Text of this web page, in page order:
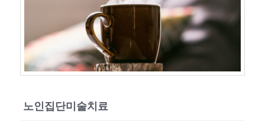
노인집단미술치료